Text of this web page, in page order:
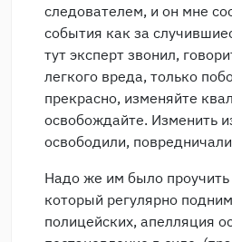
следователем, и он мне
события как за
тут эксперт звонил,
легкого вреда, только
прекрасно, изменяйте
освобождайте. Изменить
освободили,
Надо же им было
который регулярно
полицейских, апелляция